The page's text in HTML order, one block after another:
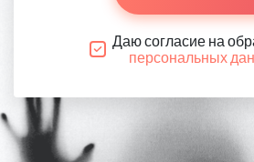
Даю согласие на
персональных